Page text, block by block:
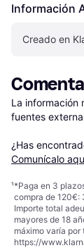
Información
Creado en
La información
fuentes
¿Has
Comunícalo
¹*Paga en 3
compra de 120€:
Importe total
mayores de 18
máximo varía
https://